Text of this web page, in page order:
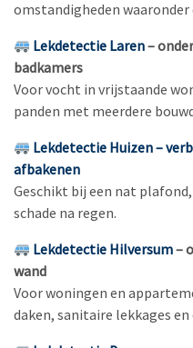
omstandigheden
Lekdetectie Laren–
badkamers
Voor vocht in vrijstaande
panden met meerdere
Lekdetectie Huizen –
afbakenen
Geschikt bij een nat
schade na regen.
Lekdetectie Hilversum–
wand
Voor woningen en
daken, sanitaire lekkages